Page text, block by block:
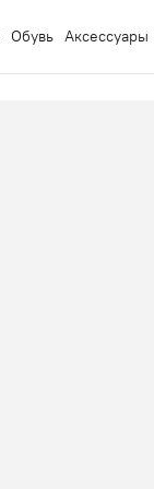
Обувь Аксессуары